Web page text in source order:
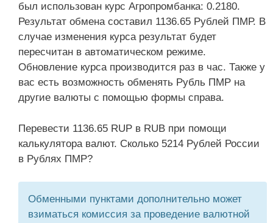
был использован курс Агропромбанка: 0.2180.
Результат обмена составил 1136.65 Рублей ПМР. В
случае изменения курса результат будет
пересчитан в автоматическом режиме.
Обновление курса производится раз в час. Также у
вас есть возможность обменять Рубль ПМР на
другие валюты с помощью формы справа.
Перевести 1136.65 RUP в RUB при помощи
калькулятора валют. Сколько 5214 Рублей России
в Рублях ПМР?
Обменными пунктами дополнительно может
взиматься комиссия за проведение валютной